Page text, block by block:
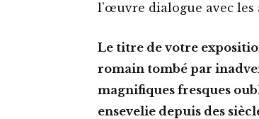
l’œuvre dialogue avec
Le titre de votre
romain tombé par
magnifiques fresques
ensevelie depuis des